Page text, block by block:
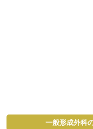
一般形成外科